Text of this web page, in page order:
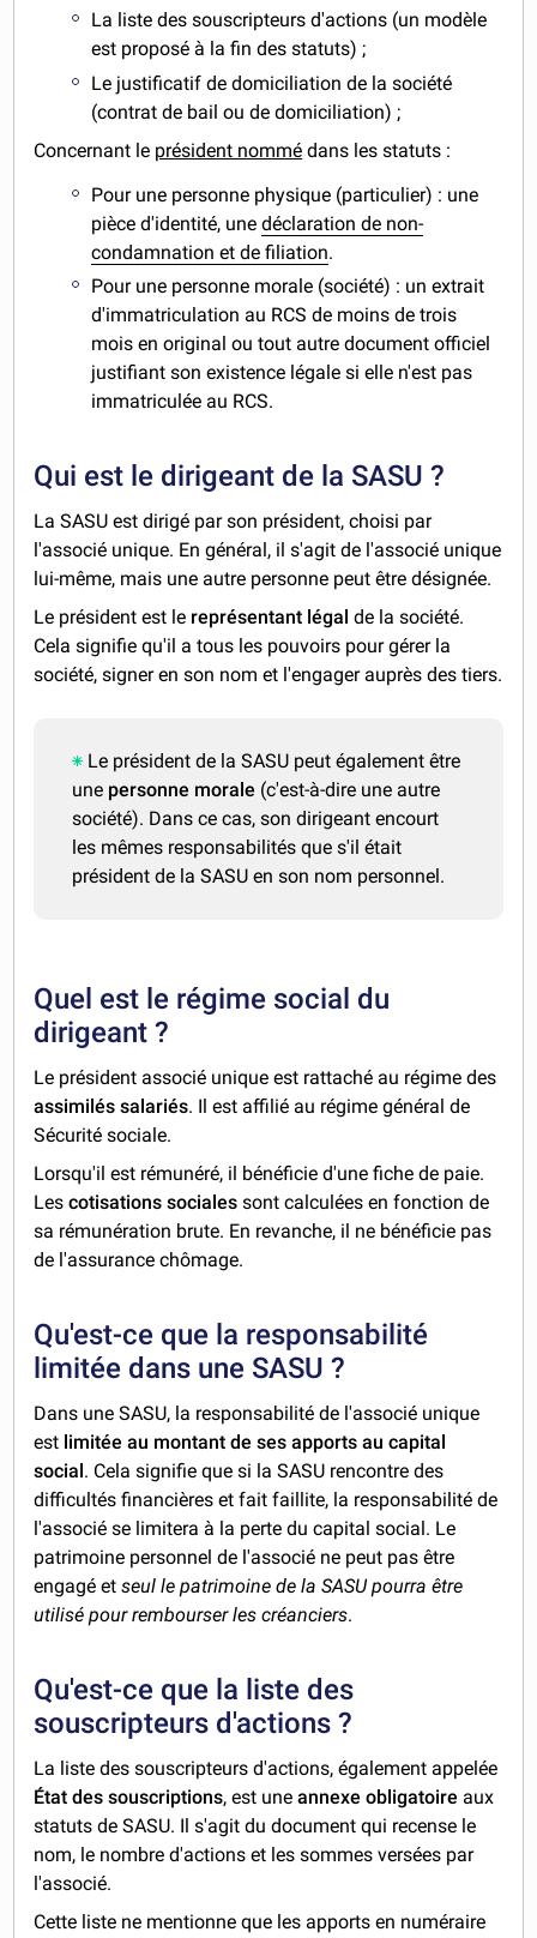
La liste des souscripteurs d'actions (un modèle
est proposé à la fin des statuts) ;
Le justificatif de domiciliation de la société
(contrat de bail ou de domiciliation) ;
Concernant le président nommé dans les statuts :
Pour une personne physique (particulier) : une
pièce d'identité, unedéclaration de non-
condamnation et de filiation.
Pour une personne morale (société) : un extrait
d'immatriculation au RCS de moins de trois
mois en original ou tout autre document officiel
justifiant son existence légale si elle n'est pas
immatriculée au RCS.
Qui est le dirigeant de la SASU ?
La SASU est dirigé par son président, choisi par
l'associé unique. En général, il s'agit de l'associé unique
lui-même, mais une autre personne peut être désignée.
Le président est le représentant légal de la société.
Cela signifie qu'il a tous les pouvoirs pour gérer la
société, signer en son nom et l'engager auprès des tiers.
Le président de la SASU peut également être
une personne morale (c'est-à-dire une autre
société). Dans ce cas, son dirigeant encourt
les mêmes responsabilités que s'il était
président de la SASU en son nom personnel.
Quel est le régime social du
dirigeant ?
Le président associé unique est rattaché au régime des
assimilés salariés. Il est affilié au régime général de
Sécurité sociale.
Lorsqu'il est rémunéré, il bénéficie d'une fiche de paie.
Lescotisations sociales sont calculées en fonction de
sa rémunération brute. En revanche, il ne bénéficie pas
de l'assurance chômage.
Qu'est-ce que la responsabilité
limitée dans une SASU ?
Dans une SASU, la responsabilité de l'associé unique
est limitée au montant de ses apports au capital
social . Cela signifie que si la SASU rencontre des
difficultés financières et fait faillite, la responsabilité de
l'associé se limitera à la perte du capital social. Le
patrimoine personnel de l'associé ne peut pas être
engagé etseul le patrimoine de la SASU pourra être
utilisé pour rembourser les créanciers.
Qu'est-ce que la liste des
souscripteurs d'actions ?
La liste des souscripteurs d'actions, également appelée
État des souscriptions, est uneannexe obligatoire aux
statuts de SASU. Il s'agit du document qui recense le
nom, le nombre d'actions et les sommes versées par
l'associé.
Cette liste ne mentionne que les apports en numéraire